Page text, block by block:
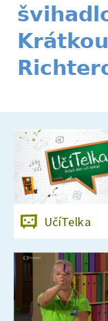
UčíTelka